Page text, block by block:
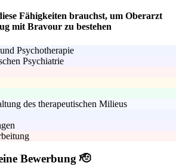
Fähigkeiten brauchst, um Oberarzt
mit Bravour zu bestehen
Psychotherapie
Psychiatrie
des therapeutischen Milieus
Bewerbung 🫡